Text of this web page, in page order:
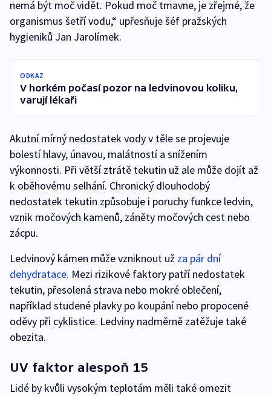
nemá být moč vidět. Pokud moč tmavne, je zřejmé, že
organismus šetří vodu,“ upřesňuje šéf pražských
hygieniků Jan Jarolímek.
ODKAZ
V horkém počasí pozor na ledvinovou koliku,
varují lékaři
Akutní mírný nedostatek vody v těle se projevuje
bolestí hlavy, únavou, malátností a snížením
výkonnosti. Při větší ztrátě tekutin už ale může dojít až
k oběhovému selhání. Chronický dlouhodobý
nedostatek tekutin způsobuje i poruchy funkce ledvin,
vznik močových kamenů, záněty močových cest nebo
zácpu.
Ledvinový kámen může vzniknout už za pár dní
dehydratace. Mezi rizikové faktory patří nedostatek
tekutin, přesolená strava nebo mokré oblečení,
například studené plavky po koupání nebo propocené
oděvy při cyklistice. Ledviny nadměrně zatěžuje také
obezita.
UV faktor alespoň 15
Lidé by kvůli vysokým teplotám měli také omezit